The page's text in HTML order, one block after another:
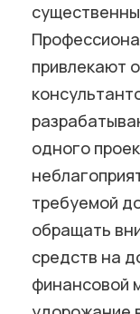
привлекают
одного
требуемой
обращать
средств на
финансовой